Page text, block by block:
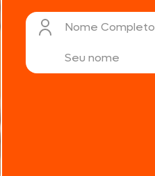
Nome Completo